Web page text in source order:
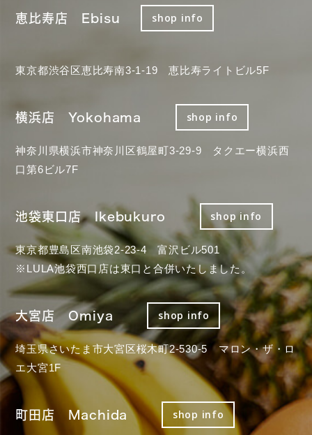
恵比寿店 Ebisu shop info
東京都渋谷区恵比寿南3-1-19 恵比寿ライトビル5F
横浜店 Yokohama shop info
神奈川県横浜市神奈川区鶴屋町3-29-9 タクエー横浜西
口第6ビル7F
池袋東口店 Ikebukuro shop info
東京都豊島区南池袋2-23-4 富沢ビル501
※LULA池袋西口店は東口と合併いたしました。
大宮店 Omiya shop info
埼玉県さいたま市大宮区桜木町2-530-5 マロン・ザ・ロ
エ大宮1F
町田店 Machida shop info